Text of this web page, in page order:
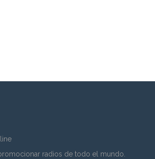
radios de todo el mundo.